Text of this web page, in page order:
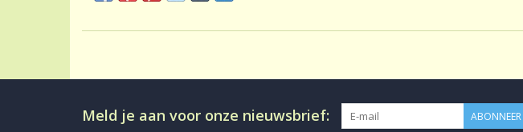
Meld je aan voor onze nieuwsbrief: ABONNEER